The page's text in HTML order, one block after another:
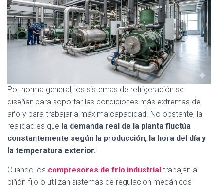
Por norma general, los sistemas de refrigeración se
diseñan para soportar las condiciones más extremas del
año y para trabajar a máxima capacidad. No obstante, la
realidad es que la demanda real de la planta fluctúa
constantemente según la producción, la hora del día y
la temperatura exterior.
Cuando los compresores de frío industrial trabajan a
piñón fijo o utilizan sistemas de regulación mecánicos